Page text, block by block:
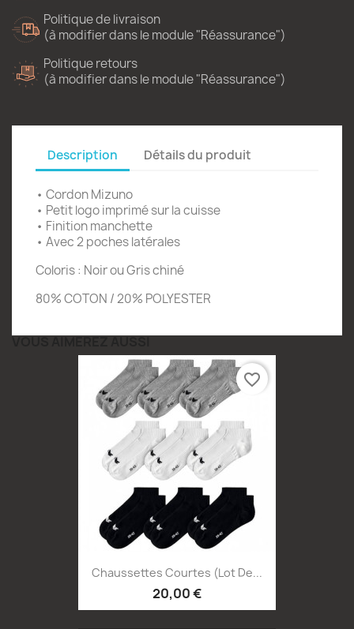
Politique de livraison
(à modifier dans le module "Réassurance")
Politique retours
(à modifier dans le module "Réassurance")
Description Détails du produit
• Cordon Mizuno
• Petit logo imprimé sur la cuisse
• Finition manchette
• Avec 2 poches latérales
Coloris : Noir ou Gris chiné
80% COTON / 20% POLYESTER
Chaussettes Courtes (lot De...
20,00 €
favorite_border